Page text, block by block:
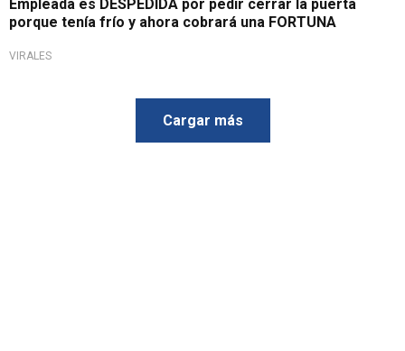
Empleada es DESPEDIDA por pedir cerrar la puerta
porque tenía frío y ahora cobrará una FORTUNA
VIRALES
Cargar más